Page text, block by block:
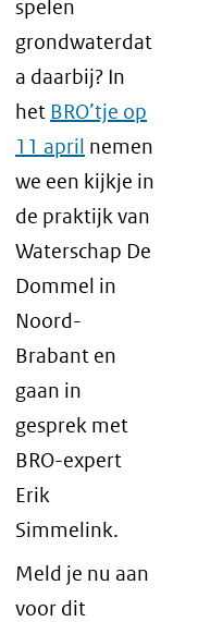
spelen
grondwaterdat
a daarbij? In
het BRO’tje op
11 april nemen
we een kijkje in
de praktijk van
Waterschap De
Dommel in
Noord-
Brabant en
gaan in
gesprek met
BRO-expert
Erik
Simmelink.
Meld je nu aan
voor dit